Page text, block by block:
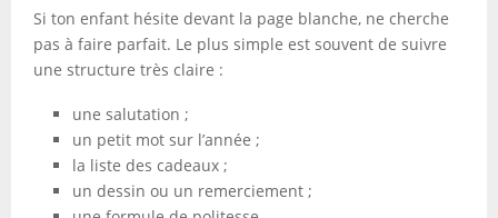
Si ton enfant hésite devant la page blanche, ne cherche
pas à faire parfait. Le plus simple est souvent de suivre
une structure très claire :
une salutation ;
un petit mot sur l’année ;
la liste des cadeaux ;
un dessin ou un remerciement ;